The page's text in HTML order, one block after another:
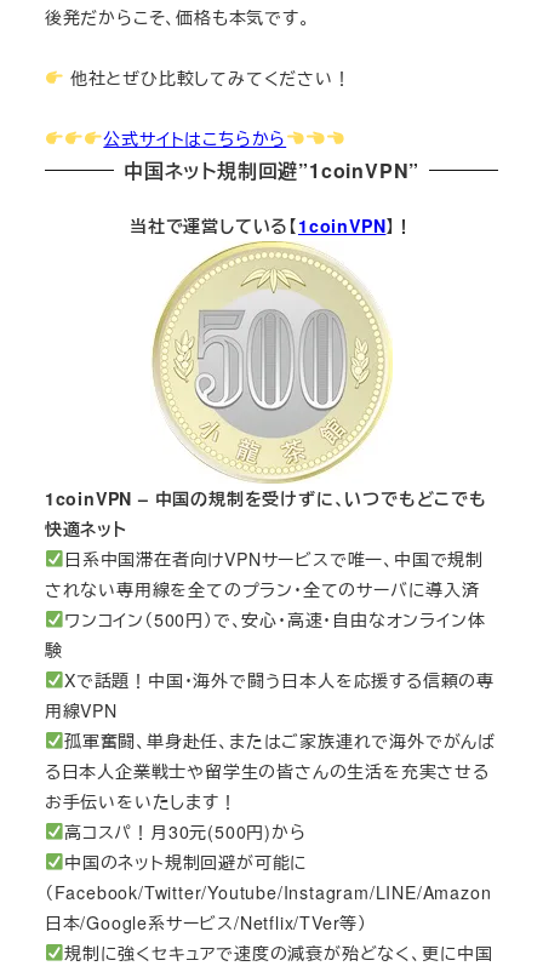
後発だからこそ、価格も本気です。
他社とぜひ比較してみてください！
公式サイトはこちらから
中国ネット規制回避”1coinVPN”
当社で運営している【1coinVPN】！
1coinVPN – 中国の規制を受けずに、いつでもどこでも
快適ネット
日系中国滞在者向けVPNサービスで唯一、中国で規制
されない専用線を全てのプラン・全てのサーバに導入済
ワンコイン（500円）で、安心・高速・自由なオンライン体
験
Xで話題！中国・海外で闘う日本人を応援する信頼の専
用線VPN
孤軍奮闘、単身赴任、またはご家族連れで海外でがんば
る日本人企業戦士や留学生の皆さんの生活を充実させる
お手伝いをいたします！
高コスパ！月30元(500円)から
中国のネット規制回避が可能に
（Facebook/Twitter/Youtube/Instagram/LINE/Amazon
日本/Google系サービス/Netflix/TVer等）
規制に強くセキュアで速度の減衰が殆どなく、更に中国